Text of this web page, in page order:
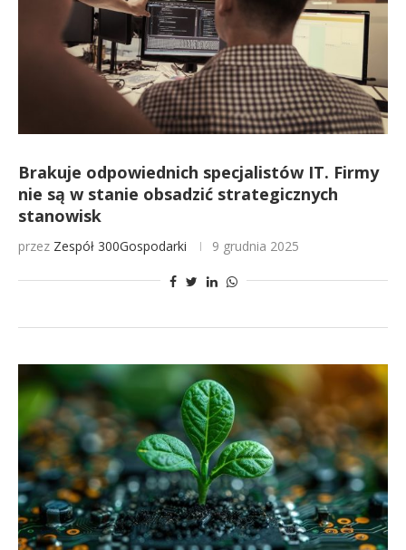
Brakuje odpowiednich specjalistów IT. Firmy
nie są w stanie obsadzić strategicznych
stanowisk
przez Zespół 300Gospodarki 9 grudnia 2025